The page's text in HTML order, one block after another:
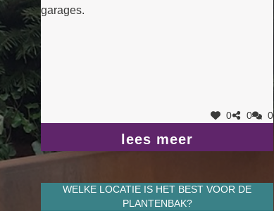
garages.
0 0 0
lees meer
WELKE LOCATIE IS HET BEST VOOR DE
PLANTENBAK?